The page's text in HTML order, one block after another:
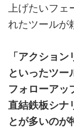
上げたいフ
れたツールが
「アクショ
といったツー
フォローアッ
直結鉄板シナ
とが多いのが